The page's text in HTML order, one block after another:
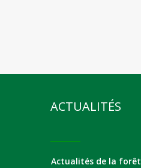
ACTUALITÉS
Actualités de la forêt